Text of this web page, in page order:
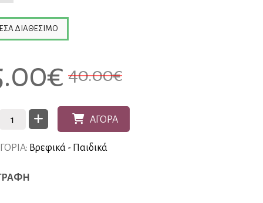
ΔΙΑΘΈΣΙΜΟ
€ 40.00€
ΑΓΟΡΑ
Βρεφικά - Παιδικά